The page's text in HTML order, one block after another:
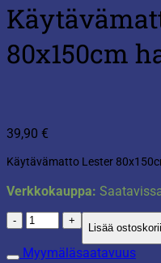
80x150cm
39,90 €
Käytävämatto Lester
Verkkokauppa:
Käytävämatto
Lester
80x150cm
Lisää
Myymäläsaatavuus